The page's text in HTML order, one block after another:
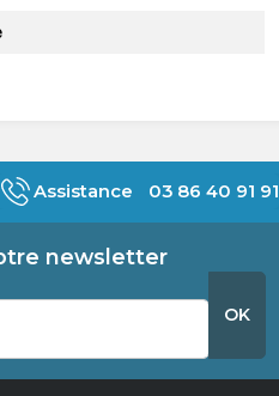
Assistance 03 86 40 91 91
newsletter
OK